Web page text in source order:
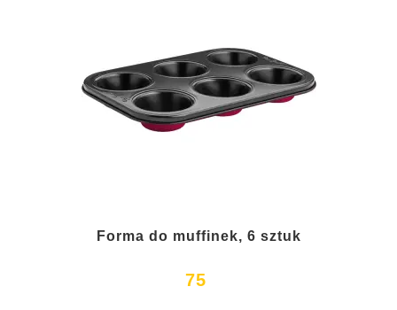
Forma do muffinek, 6 sztuk
75